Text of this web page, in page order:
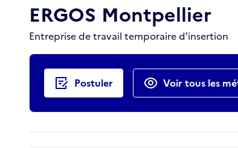
ERGOS Montpellier
Entreprise de travail temporaire d'insertion
Actions rapides
Postuler Voir tous les